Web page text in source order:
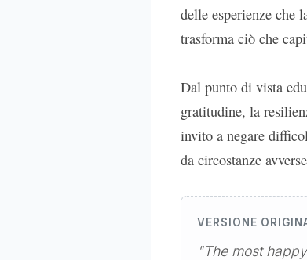
delle esperienze che
trasforma ciò che
Dal punto di vista
gratitudine, la
invito a negare
da circostanze
VERSIONE
"The most